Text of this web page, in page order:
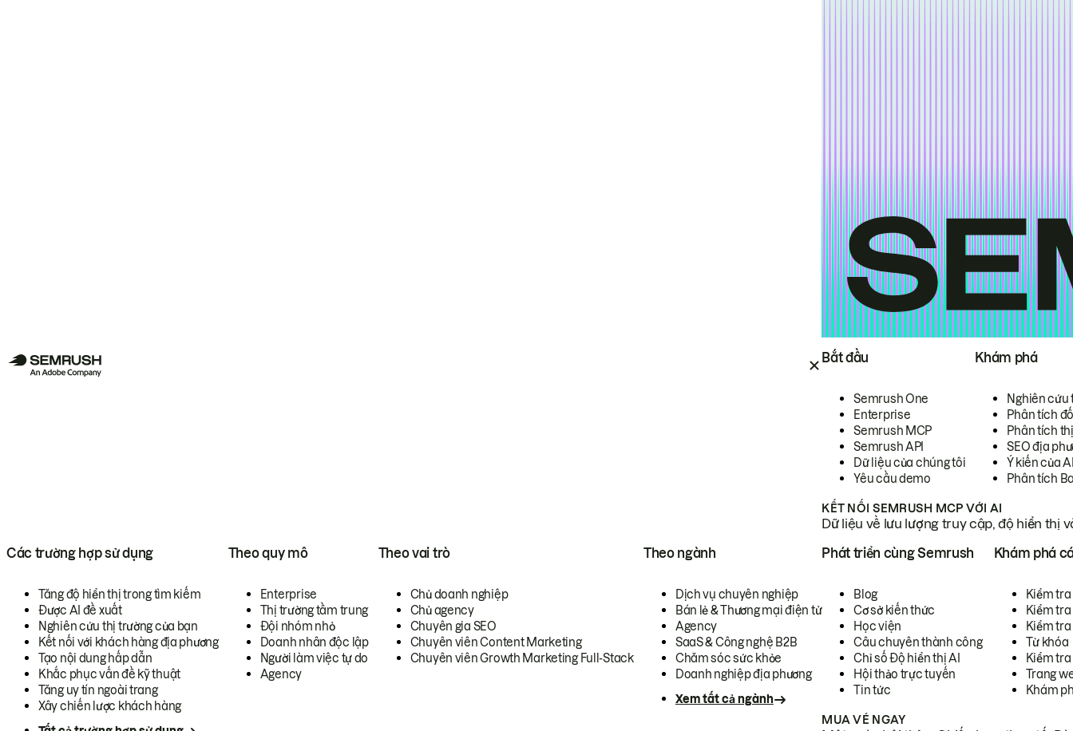
Bắt đầu
Semrush One
Enterprise
Semrush MCP
Semrush API
Dữ liệu của chúng tôi
Yêu cầu demo
Khám phá
Nghiên cứu
Phân tích
Phân tích
SEO địa
Ý kiến của
Phân tích
KẾT NỐI SEMRUSH MCP VỚI AI
Dữ liệu về lưu lượng truy cập, độ hiển thị
Các trường hợp sử dụng
Tăng độ hiển thị trong tìm kiếm
Được AI đề xuất
Nghiên cứu thị trường của bạn
Kết nối với khách hàng địa phương
Tạo nội dung hấp dẫn
Khắc phục vấn đề kỹ thuật
Tăng uy tín ngoài trang
Xây chiến lược khách hàng
Theo quy mô
Enterprise
Thị trường tầm trung
Đội nhóm nhỏ
Doanh nhân độc lập
Người làm việc tự do
Agency
Theo vai trò
Chủ doanh nghiệp
Chủ agency
Chuyên gia SEO
Chuyên viên Content Marketing
Chuyên viên Growth Marketing Full-Stack
Theo ngành
Dịch vụ chuyên nghiệp
Bán lẻ & Thương mại điện tử
Agency
SaaS & Công nghệ B2B
Chăm sóc sức khỏe
Doanh nghiệp địa phương
Xem tất cả ngành
Phát triển cùng Semrush
Blog
Cơ sở kiến thức
Học viện
Câu chuyên thành công
Chỉ số Độ hiển thị AI
Hội thảo trực tuyến
Tin tức
Khám phá
Kiểm
Kiểm tra
Kiểm
Từ khóa
Kiểm
Trang
Khám
MUA VÉ NGAY